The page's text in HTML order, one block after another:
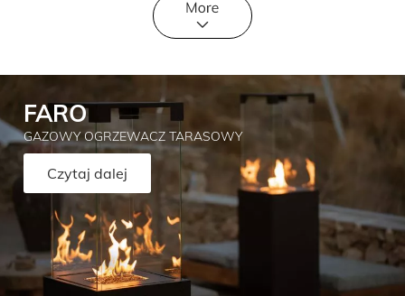
FARO
GAZOWY OGRZEWACZ TARASOWY
Czytaj dalej